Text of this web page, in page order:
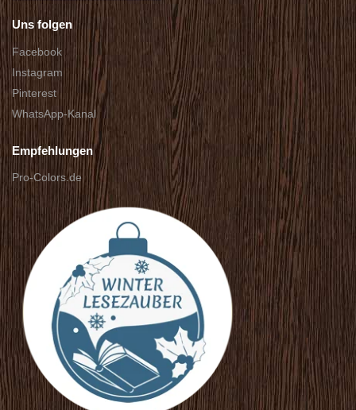
Uns folgen
Facebook
Instagram
Pinterest
WhatsApp-Kanal
Empfehlungen
Pro-Colors.de